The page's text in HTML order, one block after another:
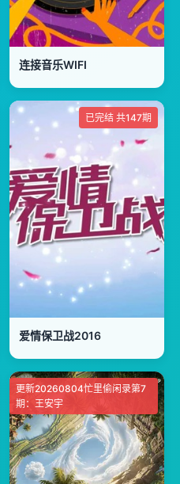
连接音乐WIFI
已完结 共147期
爱情保卫战2016
更新20260804忙里偷闲录第7
期：王安宇